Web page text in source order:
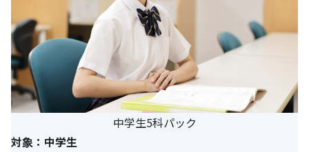
中学生5科パック
対象：中学生